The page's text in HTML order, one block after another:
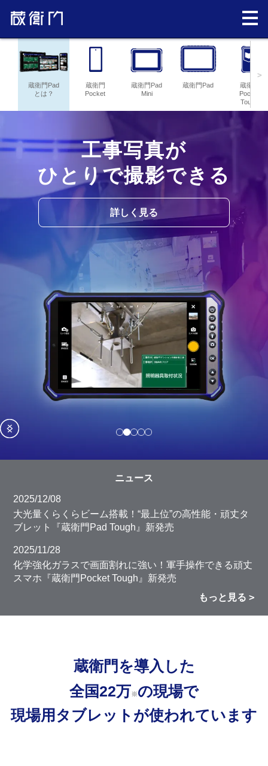
蔵衛門Pad
とは？
蔵衛門
Pocket
蔵衛門Pad
Mini
蔵衛門Pad
蔵衛門
Pocket
Tough
>
工事写真が
ひとりで撮影できる
詳しく見る
ニュース
2025/12/08
大光量くらくらビーム搭載！“最上位”の高性能・頑丈タ
ブレット『蔵衛門Pad Tough』新発売
2025/11/28
化学強化ガラスで画面割れに強い！軍手操作できる頑丈
スマホ『蔵衛門Pocket Tough』新発売
もっと見る
蔵衛門を導入した
全国22万※の現場で
現場用タブレットが使われています